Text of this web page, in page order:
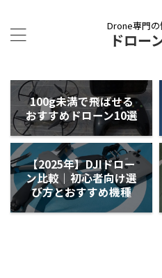
Drone専門
ドロー
100g未満で飛ばせる
おすすめドローン10選
【2025年】DJIドロー
ン比較｜初心者向け選
び方とおすすめ機種